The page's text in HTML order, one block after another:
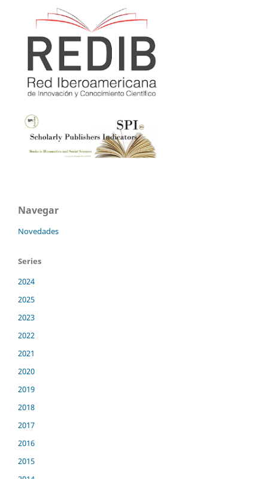
Navegar
Novedades
Series
2024
2025
2023
2022
2021
2020
2019
2018
2017
2016
2015